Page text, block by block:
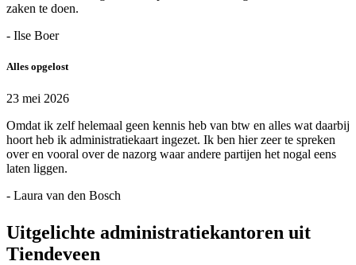
zaken te doen.
- Ilse Boer
Alles opgelost
23 mei 2026
Omdat ik zelf helemaal geen kennis heb van btw en alles wat daarbij
hoort heb ik administratiekaart ingezet. Ik ben hier zeer te spreken
over en vooral over de nazorg waar andere partijen het nogal eens
laten liggen.
- Laura van den Bosch
Uitgelichte administratiekantoren uit
Tiendeveen